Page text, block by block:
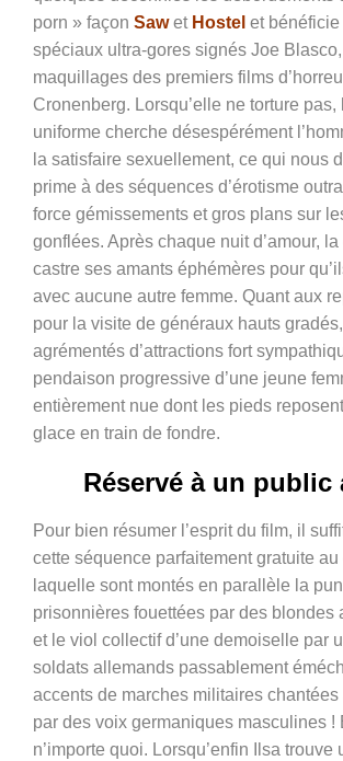
porn » façon Sawet Hostel et bénéficie
spéciaux ultra-gores signés Joe
maquillages des premiers films
Cronenberg. Lorsqu’elle ne torture pas,
uniforme cherche désespérément
la satisfaire sexuellement, ce qui nous
prime à des séquences d’érotisme
force gémissements et gros plans sur
gonflées. Après chaque nuit d’amour,
castre ses amants éphémères pour
avec aucune autre femme. Quant aux
pour la visite de généraux hauts
agrémentés d’attractions fort
pendaison progressive d’une jeune
entièrement nue dont les pieds
glace en train de fondre.
Réservé à un public
Pour bien résumer l’esprit du film, il
cette séquence parfaitement gratuite au
laquelle sont montés en parallèle la
prisonnières fouettées par des blondes
et le viol collectif d’une demoiselle par
soldats allemands passablement
accents de marches militaires chantées
par des voix germaniques masculines !
n’importe quoi. Lorsqu’enfin Ilsa trouve